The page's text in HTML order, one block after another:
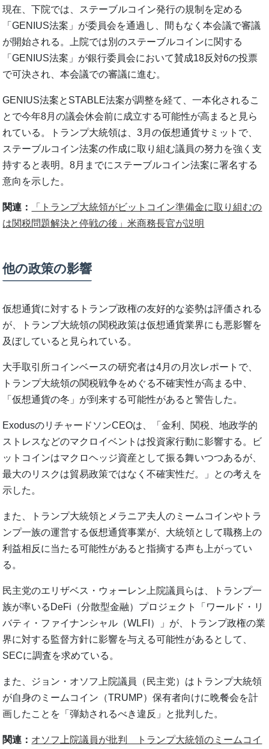
現在、下院では、ステーブルコイン発行の規制を定める
「GENIUS法案」が委員会を通過し、間もなく本会議で審議
が開始される。上院では別のステーブルコインに関する
「GENIUS法案」が銀行委員会において賛成18反対6の投票
で可決され、本会議での審議に進む。
GENIUS法案とSTABLE法案が調整を経て、一本化されるこ
とで今年8月の議会休会前に成立する可能性が高まると見ら
れている。トランプ大統領は、3月の仮想通貨サミットで、
ステーブルコイン法案の作成に取り組む議員の努力を強く支
持すると表明。8月までにステーブルコイン法案に署名する
意向を示した。
関連：
「トランプ大統領がビットコイン準備金に取り組むの
は関税問題解決と停戦の後」米商務長官が説明
他の政策の影響
仮想通貨に対するトランプ政権の友好的な姿勢は評価される
が、トランプ大統領の関税政策は仮想通貨業界にも悪影響を
及ぼしていると見られている。
大手取引所コインベースの研究者は4月の月次レポートで、
トランプ大統領の関税戦争をめぐる不確実性が高まる中、
「仮想通貨の冬」が到来する可能性があると警告した。
ExodusのリチャードソンCEOは、「金利、関税、地政学的
ストレスなどのマクロイベントは投資家行動に影響する。ビ
ットコインはマクロヘッジ資産として振る舞いつつあるが、
最大のリスクは貿易政策ではなく不確実性だ。」との考えを
示した。
また、トランプ大統領とメラニア夫人のミームコインやトラ
ンプ一族の運営する仮想通貨事業が、大統領として職務上の
利益相反に当たる可能性があると指摘する声も上がってい
る。
民主党のエリザベス・ウォーレン上院議員らは、トランプ一
族が率いるDeFi（分散型金融）プロジェクト「ワールド・リ
バティ・ファイナンシャル（WLFI）」が、トランプ政権の業
界に対する監督方針に影響を与える可能性があるとして、
SECに調査を求めている。
また、ジョン・オソフ上院議員（民主党）はトランプ大統領
が自身のミームコイン（TRUMP）保有者向けに晩餐会を計
画したことを「弾劾されるべき違反」と批判した。
関連： オソフ上院議員が批判 トランプ大統領のミームコイ